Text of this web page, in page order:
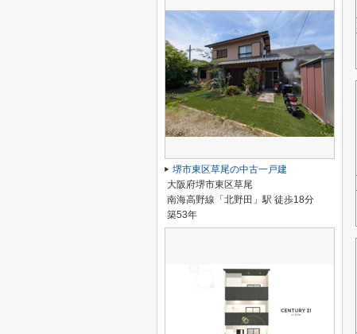
堺市東区草尾の中古一戸建
大阪府堺市東区草尾
南海高野線「北野田」駅 徒歩18分
築53年